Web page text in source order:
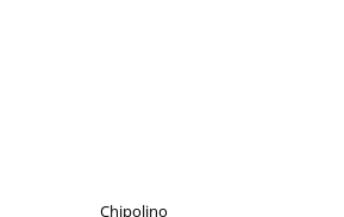
Chipolino